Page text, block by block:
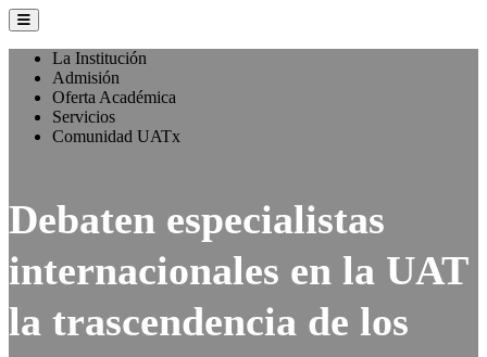
La Institución
Admisión
Oferta Académica
Servicios
Comunidad UATx
Debaten especialistas
internacionales en la UAT
la trascendencia de los